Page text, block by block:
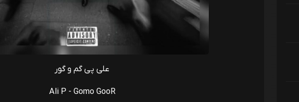
علی پی گم و گور
Ali P - Gomo GooR